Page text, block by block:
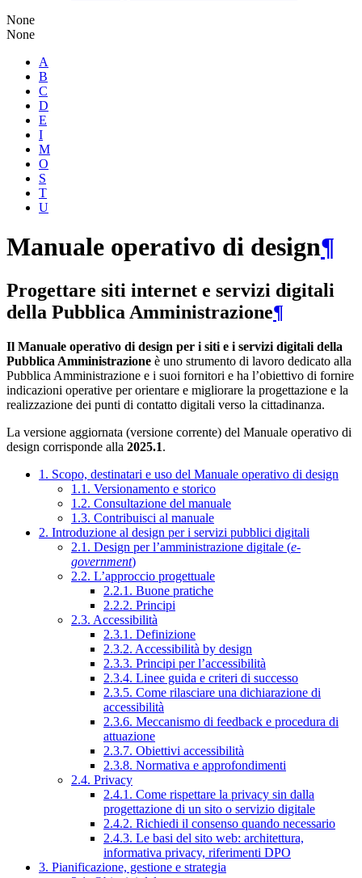
None
None
A
B
C
D
E
I
M
O
S
T
U
Manuale operativo di design¶
Progettare siti internet e servizi digitali
della Pubblica Amministrazione¶
Il Manuale operativo di design per i siti e i servizi digitali della
Pubblica Amministrazione è uno strumento di lavoro dedicato alla
Pubblica Amministrazione e i suoi fornitori e ha l’obiettivo di fornire
indicazioni operative per orientare e migliorare la progettazione e la
realizzazione dei punti di contatto digitali verso la cittadinanza.
La versione aggiornata (versione corrente) del Manuale operativo di
design corrisponde alla 2025.1.
1. Scopo, destinatari e uso del Manuale operativo di design
1.1. Versionamento e storico
1.2. Consultazione del manuale
1.3. Contribuisci al manuale
2. Introduzione al design per i servizi pubblici digitali
2.1. Design per l’amministrazione digitale (e-
government)
2.2. L’approccio progettuale
2.2.1. Buone pratiche
2.2.2. Principi
2.3. Accessibilità
2.3.1. Definizione
2.3.2. Accessibilità by design
2.3.3. Principi per l’accessibilità
2.3.4. Linee guida e criteri di successo
2.3.5. Come rilasciare una dichiarazione di
accessibilità
2.3.6. Meccanismo di feedback e procedura di
attuazione
2.3.7. Obiettivi accessibilità
2.3.8. Normativa e approfondimenti
2.4. Privacy
2.4.1. Come rispettare la privacy sin dalla
progettazione di un sito o servizio digitale
2.4.2. Richiedi il consenso quando necessario
2.4.3. Le basi del sito web: architettura,
informativa privacy, riferimenti DPO
3. Pianificazione, gestione e strategia